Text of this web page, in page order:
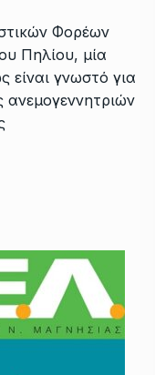
Φορέων
Πηλίου, μία
είναι γνωστό για